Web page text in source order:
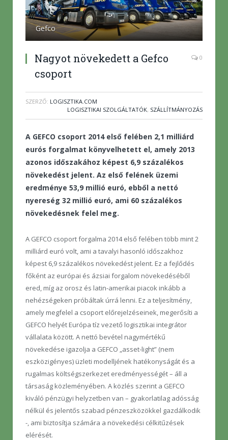
Gefco
Nagyot növekedett a Gefco
csoport
0
SZERZŐ: LOGISZTIKA.COM
LOGISZTIKAI SZOLGÁLTATÓK, SZÁLLÍTMÁNYOZÁS
A GEFCO csoport 2014 első felében 2,1 milliárd
eurós forgalmat könyvelhetett el, amely 2013
azonos időszakához képest 6,9 százalékos
növekedést jelent. Az első felének üzemi
eredménye 53,9 millió euró, ebből a nettó
nyereség 32 millió euró, ami 60 százalékos
növekedésnek felel meg.
A GEFCO csoport forgalma 2014 első felében több mint 2
milliárd euró volt, ami a tavalyi hasonló időszakhoz
képest 6,9 százalékos növekedést jelent. Ez a fejlődés
főként az európai és ázsiai forgalom növekedéséből
ered, míg az orosz és latin-amerikai piacok inkább a
nehézségeken próbáltak úrrá lenni. Ez a teljesítmény,
amely megfelel a csoport előrejelzéseinek, megerősíti a
GEFCO helyét Európa tíz vezető logisztikai integrátor
vállalata között. A nettó bevétel nagymértékű
növekedése igazolja a GEFCO „asset-light” (nem
eszközigényes) üzleti modelljének hatékonyságát és a
rugalmas költségszerkezet eredményességét – áll a
társaság közleményében. A közlés szerint a GEFCO
kiváló pénzügyi helyzetben van – gyakorlatilag adósság
nélkül és jelentős szabad pénzeszközökkel gazdálkodik
-, ami biztosítja számára a növekedési célkitűzések
elérését.